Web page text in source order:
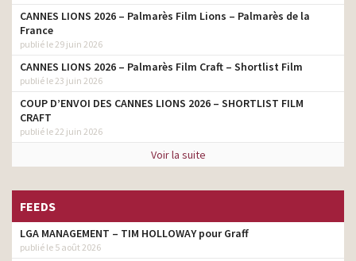
CANNES LIONS 2026 – Palmarès Film Lions – Palmarès de la
France
publié le 29 juin 2026
CANNES LIONS 2026 – Palmarès Film Craft – Shortlist Film
publié le 23 juin 2026
COUP D’ENVOI DES CANNES LIONS 2026 – SHORTLIST FILM
CRAFT
publié le 22 juin 2026
Voir la suite
FEEDS
LGA MANAGEMENT – TIM HOLLOWAY pour Graff
publié le 5 août 2026